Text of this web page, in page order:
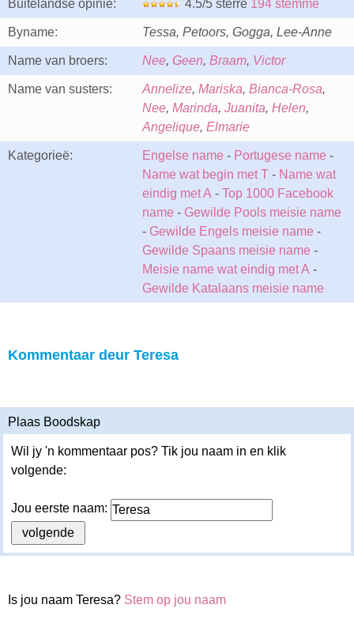
Buitelandse opinie: 4.5/5 sterre 194 stemme
Byname: Tessa, Petoors, Gogga, Lee-Anne
Name van broers: Nee, Geen, Braam, Victor
Name van susters: Annelize, Mariska, Bianca-Rosa,
Nee, Marinda, Juanita, Helen,
Angelique, Elmarie
Kategorieë: Engelse name - Portugese name -
Name wat begin met T - Name wat
eindig met A - Top 1000 Facebook
name - Gewilde Pools meisie name
- Gewilde Engels meisie name -
Gewilde Spaans meisie name -
Meisie name wat eindig met A -
Gewilde Katalaans meisie name
Kommentaar deur Teresa
Plaas Boodskap
Wil jy 'n kommentaar pos? Tik jou naam in en klik
volgende:
Jou eerste naam:
Is jou naam Teresa? Stem op jou naam